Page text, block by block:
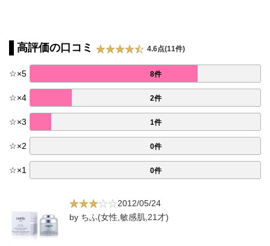
高評価の口コミ 4.6点(11件)
☆×5 8件
☆×4 2件
☆×3 1件
☆×2 0件
☆×1 0件
2012/05/24
by ちふ(女性,敏感肌,21才)